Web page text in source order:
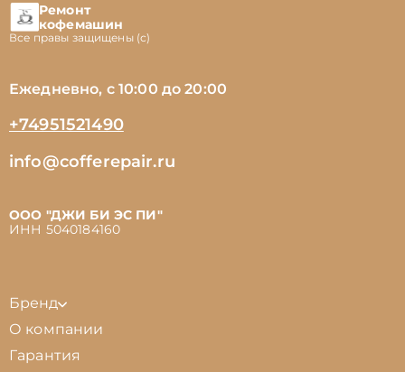
Ремонт
кофемашин
Все правы защищены (с)
Ежедневно, с 10:00 до 20:00
+74951521490
info@cofferepair.ru
ООО "ДЖИ БИ ЭС ПИ"
ИНН 5040184160
Бренд
О компании
Гарантия